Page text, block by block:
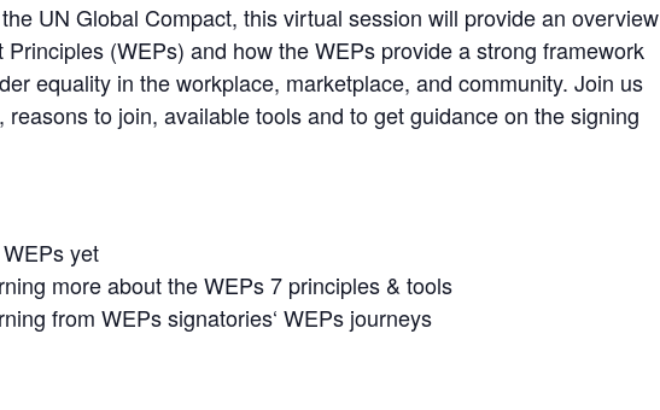
UN Global Compact, this virtual session will provide an overview
Principles (WEPs) and how the WEPs provide a strong framework
equality in the workplace, marketplace, and community. Join us
to join, available tools and to get guidance on the signing
yet
more about the WEPs 7 principles & tools
from WEPs signatories‘ WEPs journeys